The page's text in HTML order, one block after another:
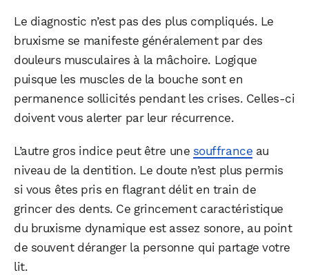
Le diagnostic n’est pas des plus compliqués. Le
bruxisme se manifeste généralement par des
douleurs musculaires à la mâchoire. Logique
puisque les muscles de la bouche sont en
permanence sollicités pendant les crises. Celles-ci
doivent vous alerter par leur récurrence.
L’autre gros indice peut être une souffrance au
niveau de la dentition. Le doute n’est plus permis
si vous êtes pris en flagrant délit en train de
grincer des dents. Ce grincement caractéristique
du bruxisme dynamique est assez sonore, au point
de souvent déranger la personne qui partage votre
lit.